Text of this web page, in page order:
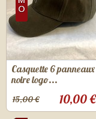
Casquette 6 panneaux
noire logo...
10,00 €
15,00 €